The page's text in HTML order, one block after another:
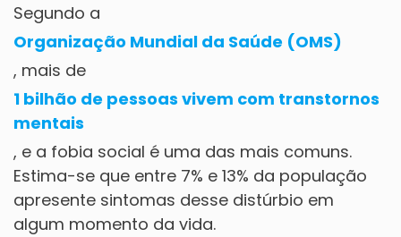
Segundo a
Organização Mundial da Saúde (OMS)
, mais de
1 bilhão de pessoas vivem com transtornos
mentais
, e a fobia social é uma das mais comuns.
Estima-se que entre 7% e 13% da população
apresente sintomas desse distúrbio em
algum momento da vida.